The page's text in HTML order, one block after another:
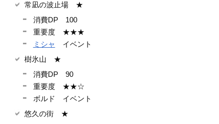
常凪の波止場 ★
消費DP 100
重要度 ★★★
ミシャ イベント
樹氷山 ★
消費DP 90
重要度 ★★☆
ボルド イベント
悠久の街 ★